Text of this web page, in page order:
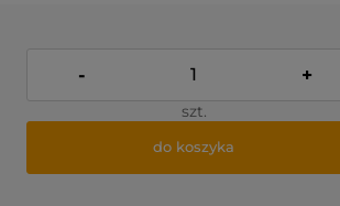
- +
szt.
do koszyka